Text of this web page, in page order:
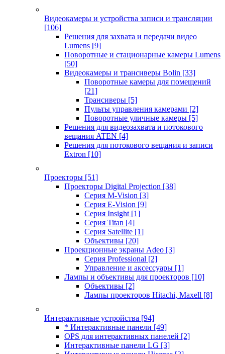
Видеокамеры и устройства записи и трансляции
[106]
Решения для захвата и передачи видео
Lumens [9]
Поворотные и стационарные камеры Lumens
[50]
Видеокамеры и трансиверы Bolin [33]
Поворотные камеры для помещений
[21]
Трансиверы [5]
Пульты управления камерами [2]
Поворотные уличные камеры [5]
Решения для видеозахвата и потокового
вещания ATEN [4]
Решения для потокового вещания и записи
Extron [10]
Проекторы [51]
Проекторы Digital Projection [38]
Серия M-Vision [3]
Серия E-Vision [9]
Серия Insight [1]
Серия Titan [4]
Серия Satellite [1]
Объективы [20]
Проекционные экраны Adeo [3]
Серия Professional [2]
Управление и аксессуары [1]
Лампы и объективы для проекторов [10]
Объективы [2]
Лампы проекторов Hitachi, Maxell [8]
Интерактивные устройства [94]
* Интерактивные панели [49]
OPS для интерактивных панелей [2]
Интерактивные панели LG [3]